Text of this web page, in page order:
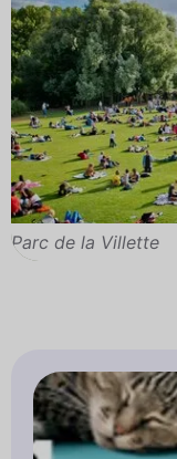
Parc de la Villette